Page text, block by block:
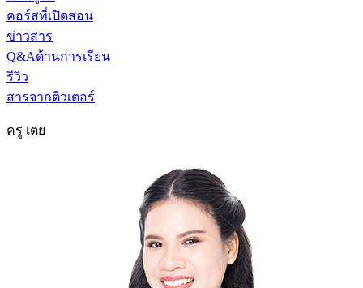
คอร์สที่เปิดสอน
ข่าวสาร
Q&Aด้านการเรียน
รีวิว
สารจากติวเตอร์
ครู เตย